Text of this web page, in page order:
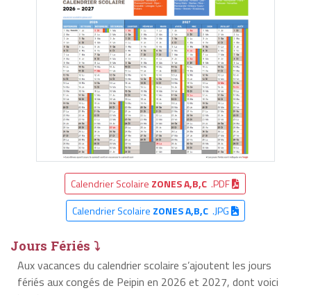
Calendrier Scolaire ZONES A,B,C .PDF
Calendrier Scolaire ZONES A,B,C.JPG
Jours Fériés ⤵
Aux vacances du calendrier scolaire s’ajoutent les jours
fériés aux congés de Peipin en 2026 et 2027, dont voici